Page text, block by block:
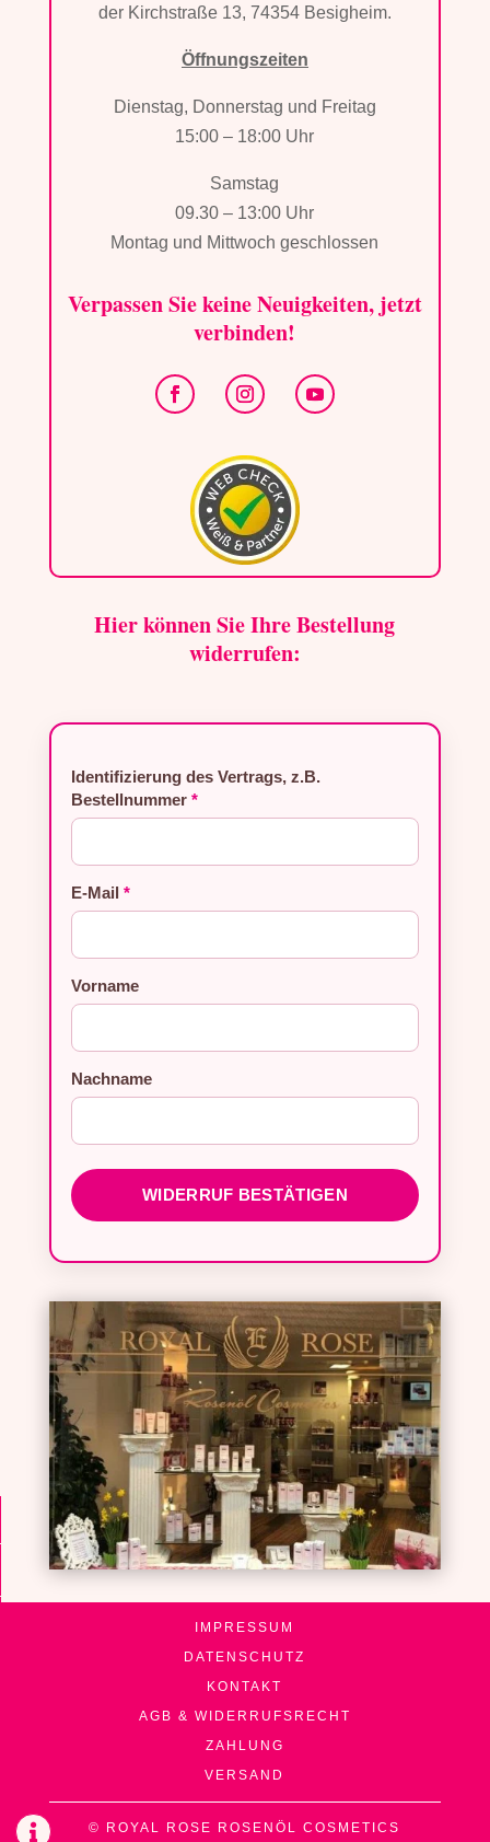
der Kirchstraße 13, 74354 Besigheim.
Öffnungszeiten
Dienstag, Donnerstag und Freitag
15:00 – 18:00 Uhr
Samstag
09.30 – 13:00 Uhr
Montag und Mittwoch geschlossen
Verpassen Sie keine Neuigkeiten, jetzt
verbinden!
Hier können Sie Ihre Bestellung
widerrufen:
Identifizierung des Vertrags, z.B.
Bestellnummer *
E-Mail *
E-Mail (wiederholen)
Vorname
Nachname
WIDERRUF BESTÄTIGEN

IMPRESSUM
DATENSCHUTZ
KONTAKT
AGB & WIDERRUFSRECHT
ZAHLUNG
VERSAND
© ROYAL ROSE ROSENÖL COSMETICS